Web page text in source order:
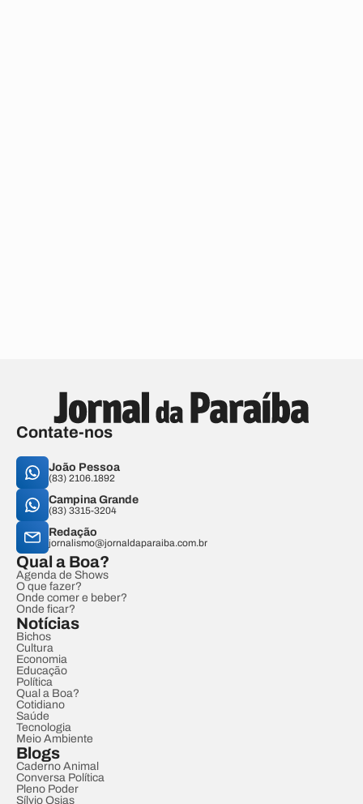
Contate-nos
João Pessoa
(83) 2106.1892
Campina Grande
(83) 3315-3204
Redação
jornalismo@jornaldaparaiba.com.br
Qual a Boa?
Agenda de Shows
O que fazer?
Onde comer e beber?
Onde ficar?
Notícias
Bichos
Cultura
Economia
Educação
Política
Qual a Boa?
Cotidiano
Saúde
Tecnologia
Meio Ambiente
Blogs
Caderno Animal
Conversa Política
Pleno Poder
Sílvio Osias